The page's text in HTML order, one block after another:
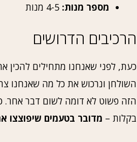
מספר מנות:
הרכיבים הדרושים
כעת, לפני שאנחנו מתחילים להכין
השולחן ונרכוש את כל מה שאנחנו
הזה פשוט לא דומה לשום דבר אחר.
בקלות – מדובר בטעמים שיפוצצו